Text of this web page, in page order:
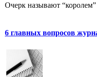
Очерк называют
6 главных вопросов